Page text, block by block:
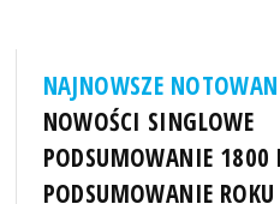
NAJNOWSZE
NOWOŚCI SINGLOWE
PODSUMOWANIE 1800
PODSUMOWANIE